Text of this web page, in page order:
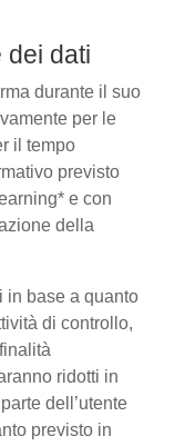
dei dati
durante il suo
per le
il tempo
previsto
e con
della
in base a quanto
di controllo,
ridotti in
dell’utente
previsto in